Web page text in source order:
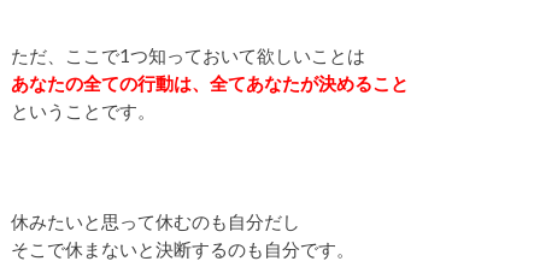
ただ、ここで1つ知っておいて欲しいことは
あなたの全ての行動は、全てあなたが決めること
ということです。
休みたいと思って休むのも自分だし
そこで休まないと決断するのも自分です。